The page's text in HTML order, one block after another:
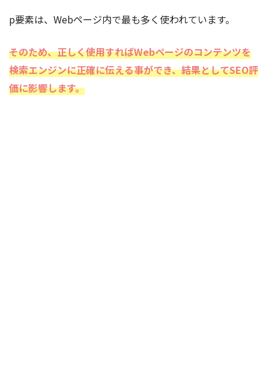
p要素は、Webページ内で最も多く使われています。
そのため、正しく使用すればWebページのコンテンツを
検索エンジンに正確に伝える事ができ、結果としてSEO評
価に影響します。